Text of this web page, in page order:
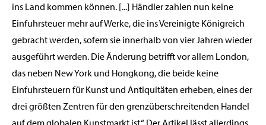
ins Land kommen können. [...] Händler zahlen nun keine
Einfuhrsteuer mehr auf Werke, die ins Vereinigte Königreich
gebracht werden, sofern sie innerhalb von vier Jahren wieder
ausgeführt werden. Die Änderung betrifft vor allem London,
das neben New York und Hongkong, die beide keine
Einfuhrsteuern für Kunst und Antiquitäten erheben, eines der
drei größten Zentren für den grenzüberschreitenden Handel
auf dem globalen Kunstmarkt ist.“ Der Artikel lässt allerdings